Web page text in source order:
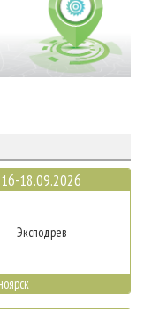
16-18.09.2026
Эксподрев